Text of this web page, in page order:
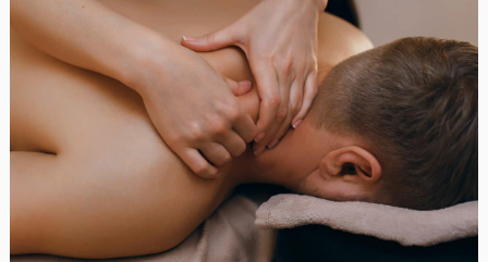
Eiksmarka senter
NilsLeuchsvei 50 50
1359 Eiksmarka
Vis i Google Maps